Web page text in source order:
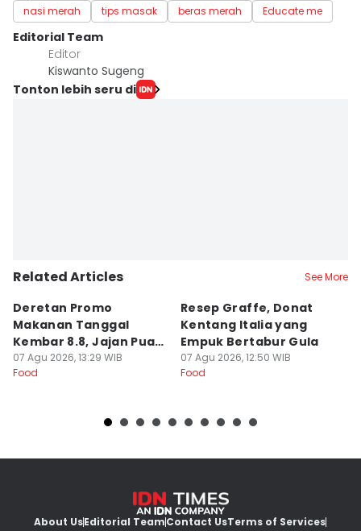
nasi merah tips masak beras merah Educate me
Editorial Team
Editor
Kiswanto Sugeng
Tonton lebih seru di
Related Articles See More
Deretan Promo
Makanan Tanggal
Kembar 8.8, Jajan Puas
dan Cuan!
07 Agu 2026, 13:29 WIB
Food
Resep Graffe, Donat
Kentang Italia yang
Empuk Bertabur Gula
07 Agu 2026, 12:50 WIB
Food
About UsEditorial TeamContact UsTerms of Services